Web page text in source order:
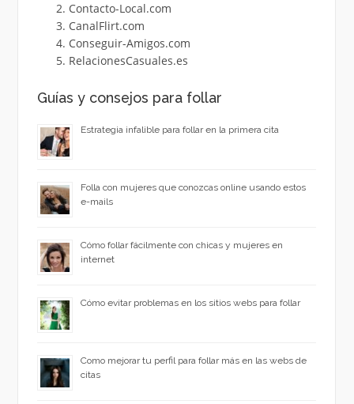
Contacto-Local.com
CanalFlirt.com
Conseguir-Amigos.com
RelacionesCasuales.es
Guías y consejos para follar
Estrategia infalible para follar en la primera cita
Folla con mujeres que conozcas online usando estos
e-mails
Cómo follar fácilmente con chicas y mujeres en
internet
Cómo evitar problemas en los sitios webs para follar
Como mejorar tu perfil para follar más en las webs de
citas